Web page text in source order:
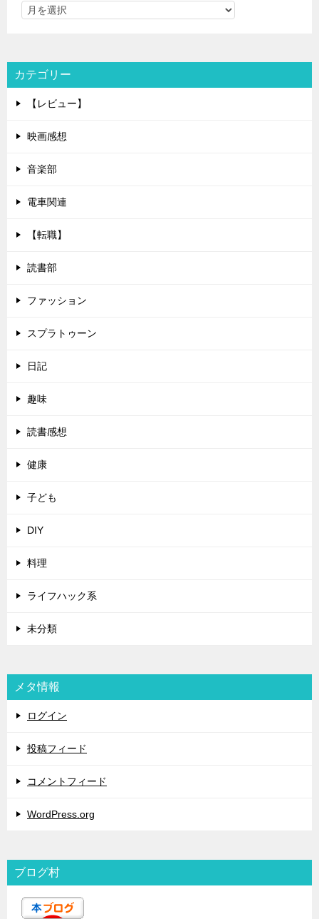
カテゴリー
【レビュー】
映画感想
音楽部
電車関連
【転職】
読書部
ファッション
スプラトゥーン
日記
趣味
読書感想
健康
子ども
DIY
料理
ライフハック系
未分類
メタ情報
ログイン
投稿フィード
コメントフィード
WordPress.org
ブログ村